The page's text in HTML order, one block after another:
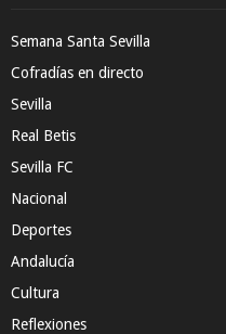
Semana Santa Sevilla
Cofradías en directo
Sevilla
Real Betis
Sevilla FC
Nacional
Deportes
Andalucía
Cultura
Reflexiones